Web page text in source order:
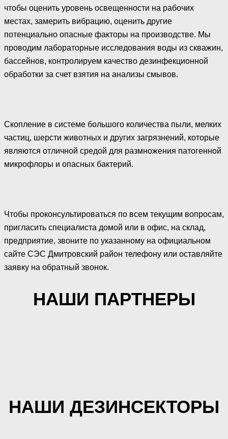
чтобы оценить уровень освещенности на рабочих
местах, замерить вибрацию, оценить другие
потенциально опасные факторы на производстве. Мы
проводим лабораторные исследования воды из скважин,
бассейнов, контролируем качество дезинфекционной
обработки за счет взятия на анализы смывов.
Скопление в системе большого количества пыли, мелких
частиц, шерсти животных и других загрязнений, которые
являются отличной средой для размножения патогенной
микрофлоры и опасных бактерий.
Чтобы проконсультироваться по всем текущим вопросам,
пригласить специалиста домой или в офис, на склад,
предприятие, звоните по указанному на официальном
сайте СЭС Дмитровский район телефону или оставляйте
заявку на обратный звонок.
НАШИ ПАРТНЕРЫ
НАШИ ДЕЗИНСЕКТОРЫ